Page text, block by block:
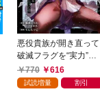
悪役貴族が開き直って
破滅フラグを“実力”で
叩き折っていたら、い
つの間にかヒロイン達
770 616
試読増量 割引